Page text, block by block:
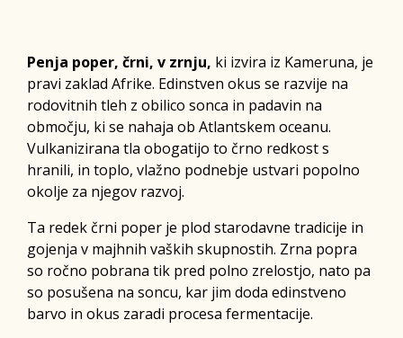
Penja poper, črni, v zrnju, ki izvira iz Kameruna, je
pravi zaklad Afrike. Edinstven okus se razvije na
rodovitnih tleh z obilico sonca in padavin na
območju, ki se nahaja ob Atlantskem oceanu.
Vulkanizirana tla obogatijo to črno redkost s
hranili, in toplo, vlažno podnebje ustvari popolno
okolje za njegov razvoj.
Ta redek črni poper je plod starodavne tradicije in
gojenja v majhnih vaških skupnostih. Zrna popra
so ročno pobrana tik pred polno zrelostjo, nato pa
so posušena na soncu, kar jim doda edinstveno
barvo in okus zaradi procesa fermentacije.